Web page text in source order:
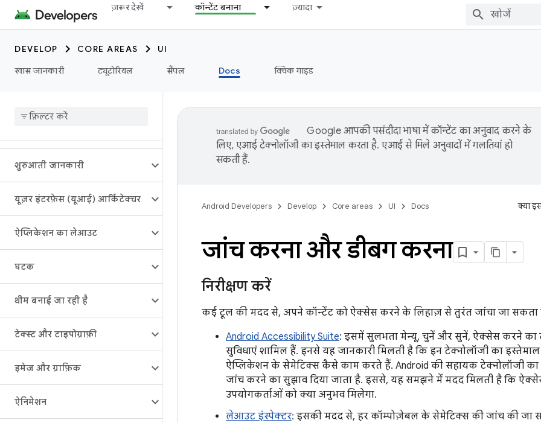
ज़रूर देखें कॉन्टेंट बनाना ज़्यादा
DEVELOP CORE AREAS
UI
खास जानकारी
ट्यूटोरियल सैंपल Docs क्विक गाइड
शुरुआती जानकारी
यूज़र इंटरफ़ेस (यूआई) आर्किटेक्चर
ऐप्लिकेशन का लेआउट
घटक
थीम बनाई जा रही है
टेक्स्ट और टाइपोग्राफ़ी
इमेज और ग्राफ़िक
ऐनिमेशन
Google आपकी पसंदीदा भाषा में कॉन्टेंट का अनुवाद करने के
लिए, एआई टेक्नोलॉजी का इस्तेमाल करता है. एआई से मिले अनुवादों में गलतियां हो
सकती हैं.
Android Developers Develop Core areas UI Docs क्या
जांच करना और डीबग करना
निरीक्षण करें
कई टूल की मदद से, अपने कॉन्टेंट को ऐक्सेस करने के लिहाज़ से तुरंत जांचा जा सकता
Android Accessibility Suite: इसमें सुलभता मेन्यू, चुनें और सुनें, ऐक्सेस करने का
सुविधाएं शामिल हैं. इनसे यह जानकारी मिलती है कि इन टेक्नोलॉजी का
ऐप्लिकेशन के सेमेटिक्स कैसे काम करते हैं. Android की सहायक टेक्नोलॉजी
जांच करने का सुझाव दिया जाता है. इससे, यह समझने में मदद मिलती है कि
उपयोगकर्ताओं को क्या अनुभव मिलेगा.
लेआउट इंस्पेक्टर: इसकी मदद से, हर कॉम्पोज़ेबल के सेमेटिक्स की जांच की जा